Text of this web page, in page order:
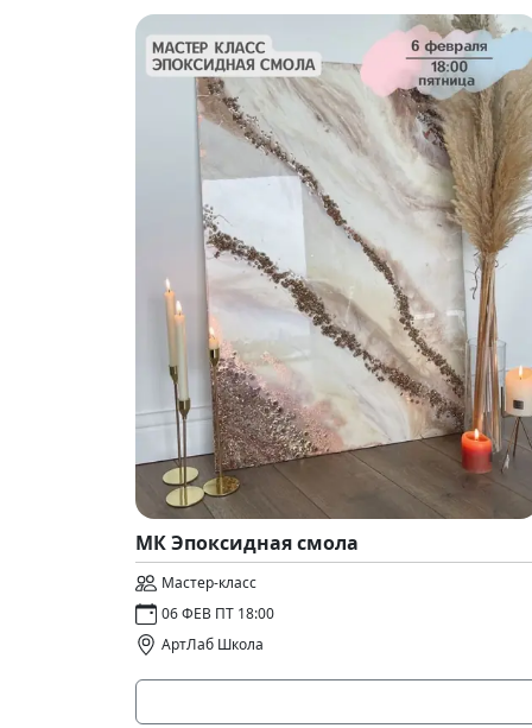
МК Эпоксидная смола
Мастер-класс
06 ФЕВ ПТ 18:00
АртЛаб Школа